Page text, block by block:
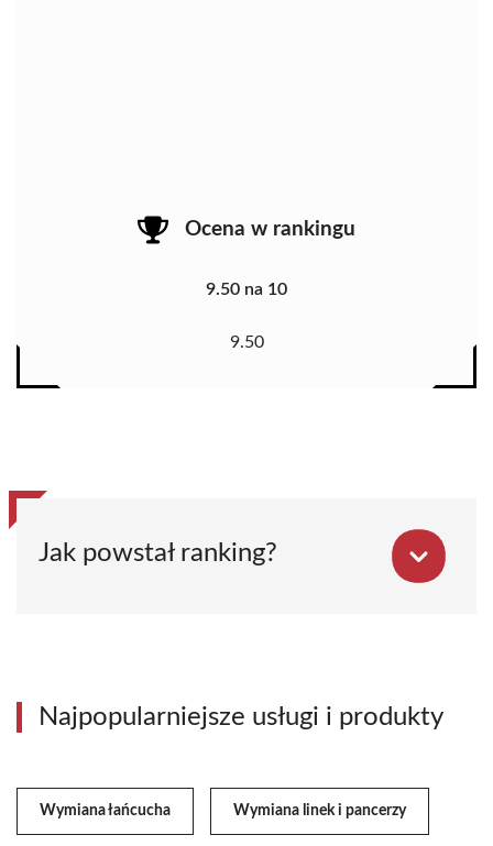
Ocena w rankingu
9.50 na 10
9.50
Jak powstał ranking?
Najpopularniejsze usługi i produkty
Wymiana łańcucha Wymiana linek i pancerzy